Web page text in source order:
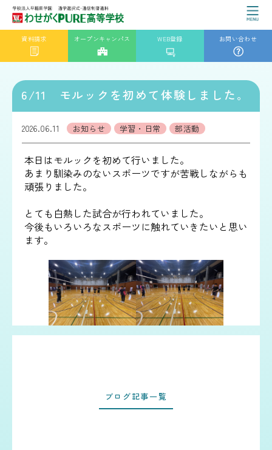
資料請求 オープンキャンパス WEB登録 お問い合わせ
6/11 モルックを初めて体験しました。
2026.06.11 お知らせ 学習・日常 部活動
本日はモルックを初めて行いました。
あまり馴染みのないスポーツですが苦戦しながらも
頑張りました。
とても白熱した試合が行われていました。
今後もいろいろなスポーツに触れていきたいと思い
ます。
ブログ記事一覧